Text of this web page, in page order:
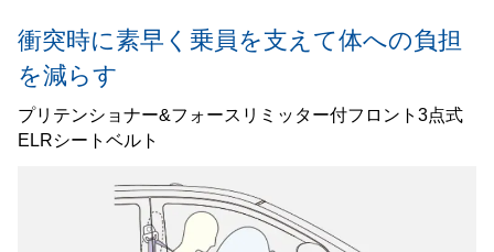
衝突時に素早く乗員を支えて体への負担
を減らす
プリテンショナー&フォースリミッター付フロント3点式
ELRシートベルト